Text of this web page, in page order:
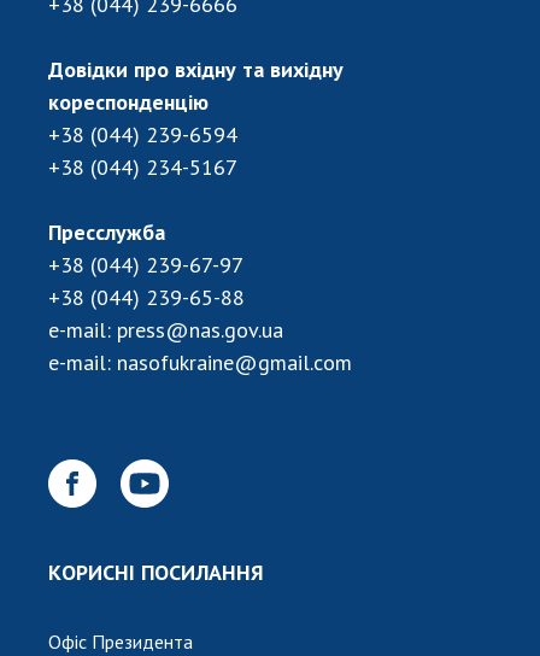
Довідки про вхідну та вихідну
кореспонденцію
+38 (044) 239-6594
+38 (044) 234-5167
Пресслужба
+38 (044) 239-67-97
+38 (044) 239-65-88
e-mail: press@nas.gov.ua
e-mail: nasofukraine@gmail.com
КОРИСНІ ПОСИЛАННЯ
Офіс Президента